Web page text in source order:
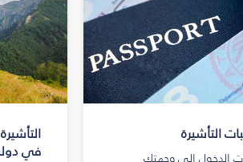
التأشيرة
الدخول إلى وجهتك
في دولة